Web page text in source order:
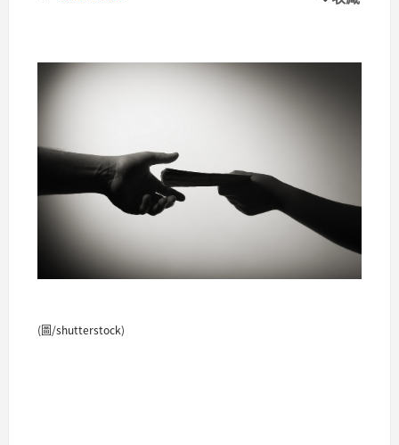
(圖/shutterstock)